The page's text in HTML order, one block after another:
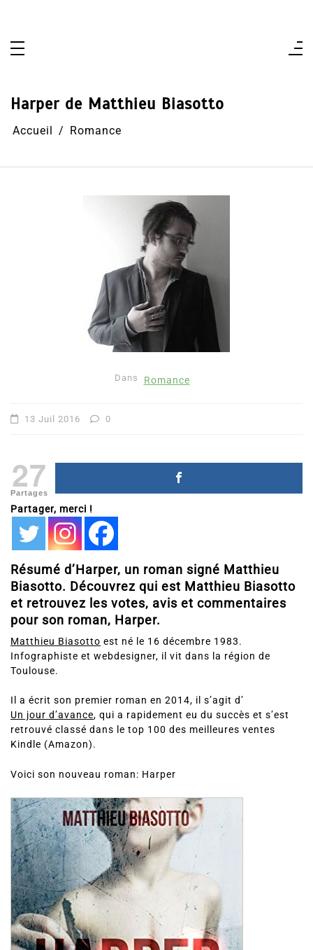
Harper de Matthieu Biasotto
Accueil Romance
Dans Romance
13 Juil 2016 0
27
Partages
Partager, merci !
Résumé d’Harper, un roman signé Matthieu
Biasotto. Découvrez qui est Matthieu Biasotto
et retrouvez les votes, avis et commentaires
pour son roman, Harper.
Matthieu Biasotto est né le 16 décembre 1983.
Infographiste et webdesigner, il vit dans la région de
Toulouse.
Il a écrit son premier roman en 2014, il s’agit d’
Un jour d’avance, qui a rapidement eu du succès et s’est
retrouvé classé dans le top 100 des meilleures ventes
Kindle (Amazon).
Voici son nouveau roman: Harper